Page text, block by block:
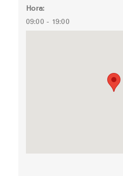
Hora:
09:00 - 19:00